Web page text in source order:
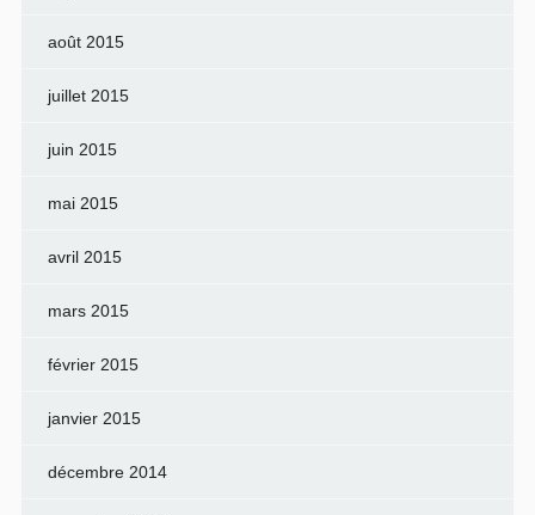
août 2015
juillet 2015
juin 2015
mai 2015
avril 2015
mars 2015
février 2015
janvier 2015
décembre 2014